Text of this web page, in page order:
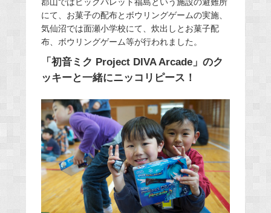
にて、お菓子の配布とボウリングゲームの実施、
気仙沼では面瀬小学校にて、炊出しとお菓子配
布、ボウリングゲーム等が行われました。
「初音ミク Project DIVA Arcade」のク
ッキーと一緒にニッコリピース！